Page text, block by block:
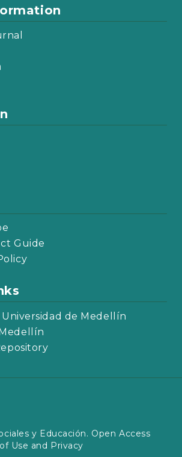
Guide
de Medellín
y Educación. Open Access
Use and Privacy